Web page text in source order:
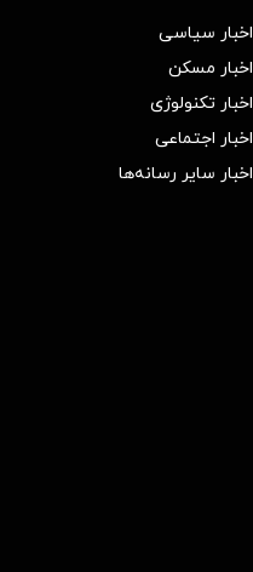
اخبار سیاسی
اخبار مسکن
اخبار تکنولوژی
اخبار اجتماعی
اخبار سایر رسانه‌‌ها